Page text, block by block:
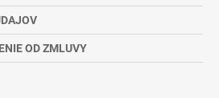
OD ZMLUVY